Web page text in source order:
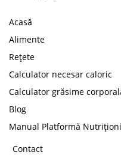
Acasă
Alimente
Rețete
Calculator necesar caloric
Calculator grăsime
Blog
Manual Platformă
Contact